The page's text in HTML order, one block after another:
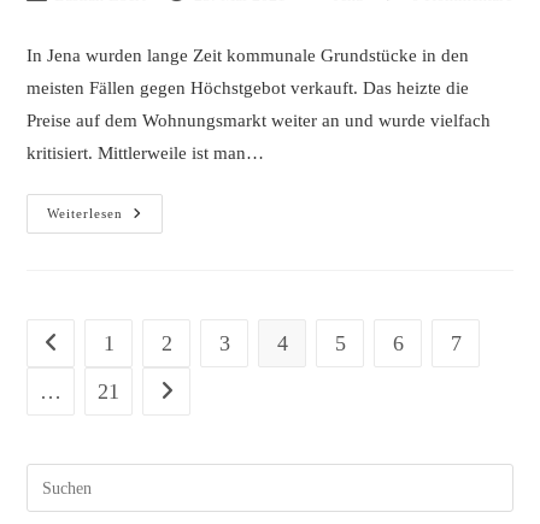
In Jena wurden lange Zeit kommunale Grundstücke in den
meisten Fällen gegen Höchstgebot verkauft. Das heizte die
Preise auf dem Wohnungsmarkt weiter an und wurde vielfach
kritisiert. Mittlerweile ist man…
Weiterlesen
Jena:
Bezahlen
Zur vorherigen Seite
1 2 3 4 5 6
7
…
21 Zur nächsten Seite